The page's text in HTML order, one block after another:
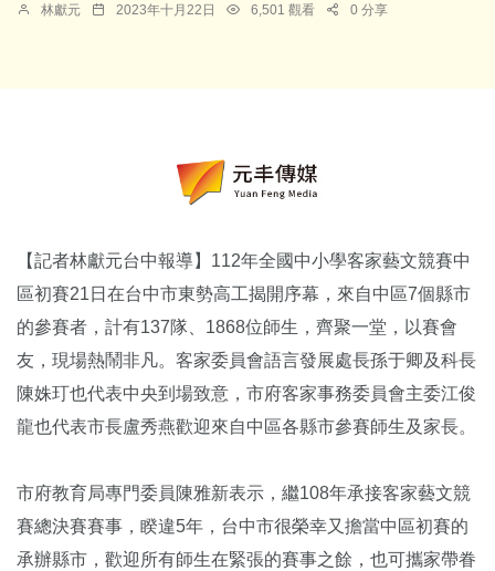
林獻元 2023年十月22日 6,501 觀看 0 分享
【記者林獻元台中報導】112年全國中小學客家藝文競賽中
區初賽21日在台中市東勢高工揭開序幕，來自中區7個縣市
的參賽者，計有137隊、1868位師生，齊聚一堂，以賽會
友，現場熱鬧非凡。客家委員會語言發展處長孫于卿及科長
陳姝玎也代表中央到場致意，市府客家事務委員會主委江俊
龍也代表市長盧秀燕歡迎來自中區各縣市參賽師生及家長。
市府教育局專門委員陳雅新表示，繼108年承接客家藝文競
賽總決賽賽事，睽違5年，台中市很榮幸又擔當中區初賽的
承辦縣市，歡迎所有師生在緊張的賽事之餘，也可攜家帶眷